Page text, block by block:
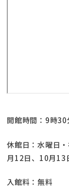
開館時間：9時30
休館日：水曜日
月12日、10月13
入館料：無料